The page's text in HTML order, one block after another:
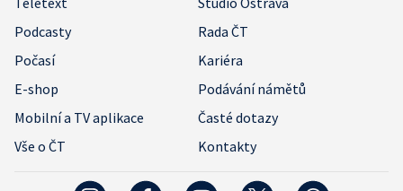
Podcasty
Rada ČT
Počasí
Kariéra
E-shop
Podávání námětů
Mobilní a TV aplikace
Časté dotazy
Vše o ČT
Kontakty